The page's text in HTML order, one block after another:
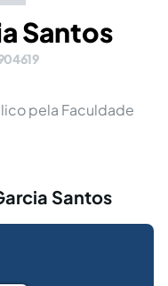
Santos
pela Faculdade
Santos